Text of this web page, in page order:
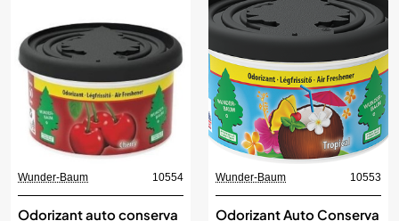
Wunder-Baum 10554
Odorizant auto conserva
Wunder-Baum 10553
Odorizant Auto Conserva